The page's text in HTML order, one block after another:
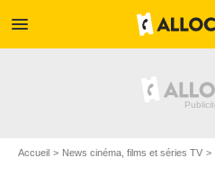
menu
Accueil News cinéma, films et séries TV